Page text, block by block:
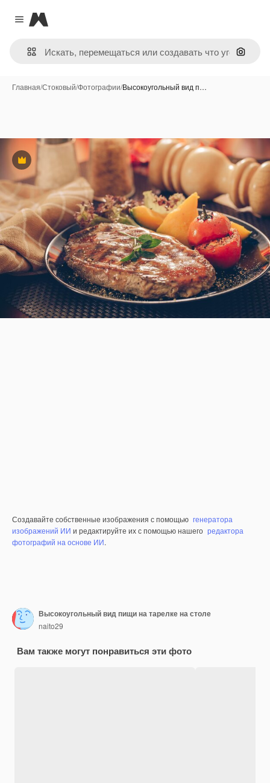
Close menu
Magnific
Поиск
Главная/Стоковый/Фотографии/Высокоугольный вид п…
Премиум
Создавайте собственные изображения с помощью генератора
изображений ИИ и редактируйте их с помощью нашего редактора
фотографий на основе ИИ.
Высокоугольный вид пищи на тарелке на столе
naito29
Вам также могут понравиться эти фото